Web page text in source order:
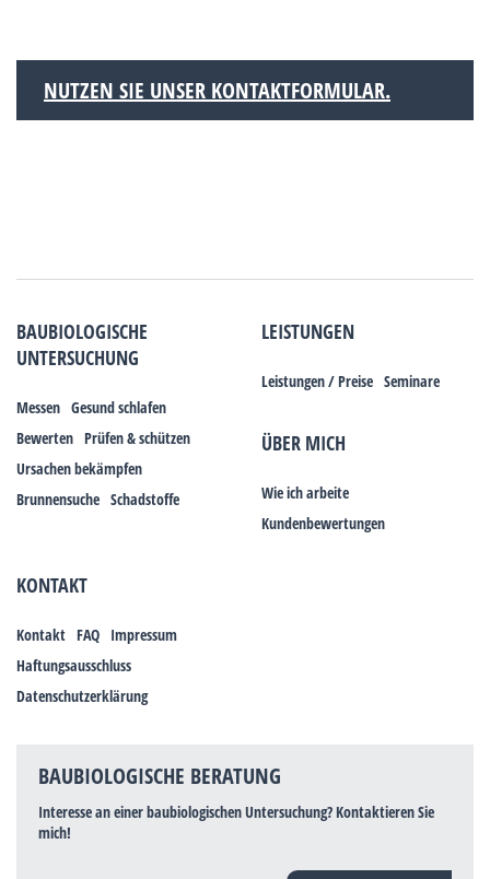
NUTZEN SIE UNSER KONTAKTFORMULAR.
BAUBIOLOGISCHE
UNTERSUCHUNG
Messen Gesund schlafen
Bewerten Prüfen & schützen
Ursachen bekämpfen
Brunnensuche Schadstoffe
LEISTUNGEN
Leistungen / Preise Seminare
ÜBER MICH
Wie ich arbeite
Kundenbewertungen
KONTAKT
Kontakt FAQ Impressum
Haftungsausschluss
Datenschutzerklärung
BAUBIOLOGISCHE BERATUNG
Interesse an einer baubiologischen Untersuchung? Kontaktieren Sie
mich!